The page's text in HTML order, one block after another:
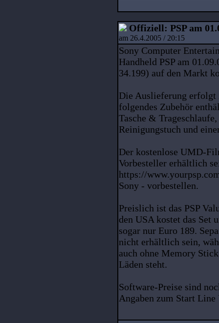
Offiziell: PSP am
am 26.4.2005 / 20:15
Sony Computer
Handheld PSP am
34.199) auf den Markt
Die Auslieferung erfolgt
folgendes Zubehör
Tasche &
Reinigungstuch und
Der kostenlose UMD-
Vorbesteller erhältlich
https://
Sony - vorbestellen.
Preislich ist das PSP
den USA kostet das Set
sogar nur Euro 189.
nicht erhältlich sein,
auch ohne Memory
Läden steht.
Software-Preise sind
Angaben zum Start Line